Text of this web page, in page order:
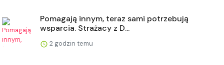
Pomagają innym, teraz sami potrzebują
wsparcia. Strażacy z D...
2 godzin temu